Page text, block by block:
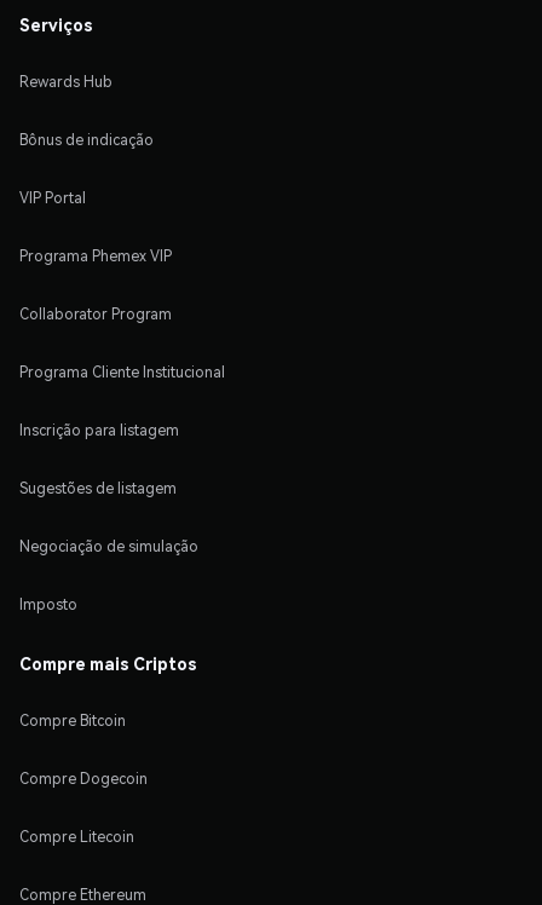
Serviços
Rewards Hub
Bônus de indicação
VIP Portal
Programa Phemex VIP
Collaborator Program
Programa Cliente Institucional
Inscrição para listagem
Sugestões de listagem
Negociação de simulação
Imposto
Compre mais Criptos
Compre Bitcoin
Compre Dogecoin
Compre Litecoin
Compre Ethereum